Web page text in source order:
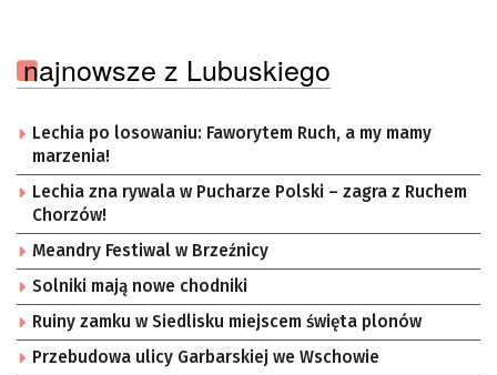
najnowsze z Lubuskiego
Lechia po losowaniu: Faworytem Ruch, a my mamy
marzenia!
Lechia zna rywala w Pucharze Polski – zagra z Ruchem
Chorzów!
Meandry Festiwal w Brzeźnicy
Solniki mają nowe chodniki
Ruiny zamku w Siedlisku miejscem święta plonów
Przebudowa ulicy Garbarskiej we Wschowie